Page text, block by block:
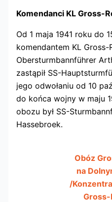
Komendanci KL Gross-
Od 1 maja 1941 roku do
komendantem KL Gross-
Obersturmbannführer
zastąpił SS-
jego odwołaniu od 10
do końca wojny w maju
obozu był SS-
Hassebroek.
Obóz
na
/